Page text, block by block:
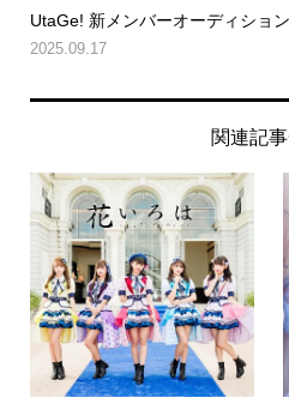
UtaGe! 新メンバーオーディショ
2025.09.17
関連記